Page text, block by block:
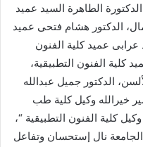
الطاهرة السيد عميد
الدكتور هشام فتحى عميد
عرابى عميد كلية الفنون
كلية الفنون التطبيقية،
الدكتور جميل عبدالله
خيرالله وكيل كلية طب
كلية الفنون التطبيقية “،
نال إستحسان وتفاعل